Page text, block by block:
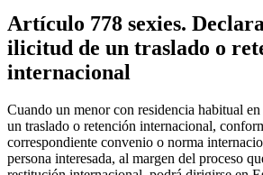
Artículo 778 sexies.
ilicitud de un traslado o
internacional
Cuando un menor con residencia habitual en
un traslado o retención internacional,
correspondiente convenio o norma
persona interesada, al margen del proceso